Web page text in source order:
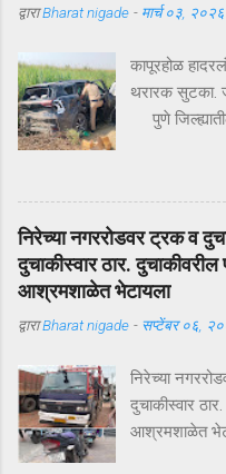
द्वाराBharat nigade - मार्च ०३, २०२६
कापूरहोळ
थरारक सुटका.
पुणे
अक्षरशः
मुलाला
नेण्यात आलं आणि
आलं. पण काही
नाकाबंदी’मुळे
झाली.
नेहमीसारखा
युवकाला
जातं. हा प्रकार
स्तब्ध झाले.
निरेच्या नगररोडवर ट्रक व
दुचाकीस्वार ठार.
आश्रमशाळेत भेटायला
द्वाराBharat nigade - सप्टेंबर ०६,
निरेच्या
दुचाकीस्वार
आश्रमशाळेत